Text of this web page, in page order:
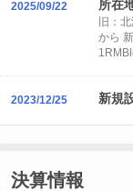
2025/09/22 所在
旧：
から
2023/12/25 新規
決算情報